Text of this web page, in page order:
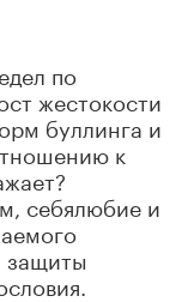
по
жестокости
буллинга и
к
себялюбие и
защиты